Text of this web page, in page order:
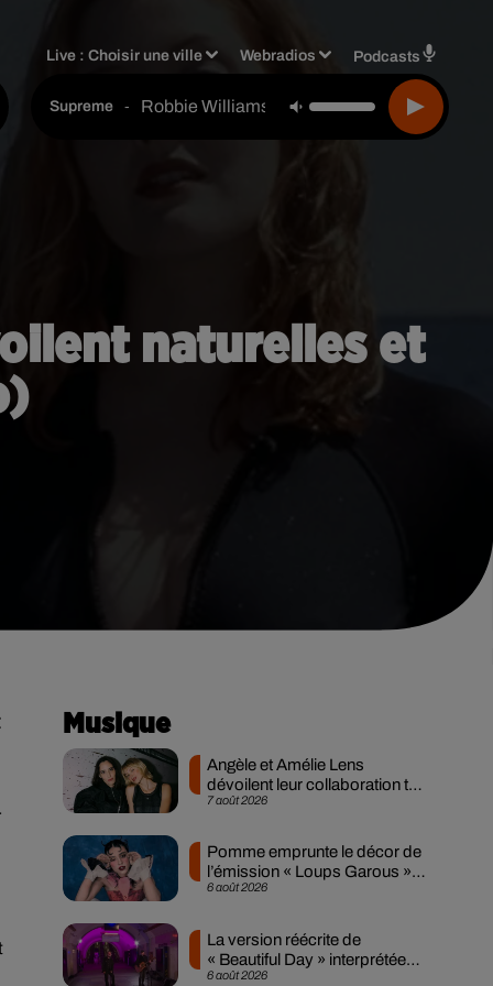
Live :Choisir une ville Webradios Podcasts
Supreme - Robbie Williams
naturelles et
Musique
7 août 2026
Angèle et Amélie Lens
dévoilent leur collaboration tant
attendue
6 août 2026
Pomme emprunte le décor de
l’émission « Loups Garous »
pour son...
6 août 2026
La version réécrite de
« Beautiful Day » interprétée
lors des...